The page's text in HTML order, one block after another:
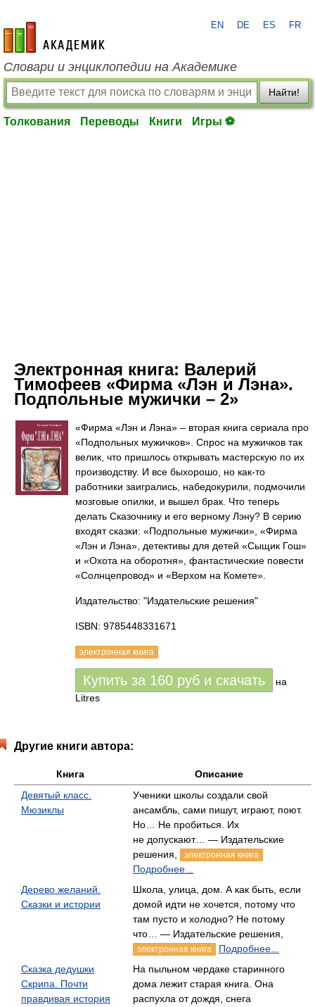
academic.ru
EN DE ES FR
Словари и энциклопедии на Академике
Найти!
Толкования Переводы Книги Игры ⚽
Электронная книга: Валерий
Тимофеев «Фирма «Лэн и Лэна».
Подпольные мужички – 2»
«Фирма «Лэн и Лэна» – вторая книга сериала про
«Подпольных мужичков». Спрос на мужичков так
велик, что пришлось открывать мастерскую по их
производству. И все быхорошо, но как-то
работники заигрались, набедокурили, подмочили
мозговые опилки, и вышел брак. Что теперь
делать Сказочнику и его верному Лэну? В серию
входят сказки: «Подпольные мужички», «Фирма
«Лэн и Лэна», детективы для детей «Сыщик Гош»
и «Охота на оборотня», фантастические повести
«Солнцепровод» и «Верхом на Комете».
Издательство: "Издательские решения"
ISBN: 9785448331671
электронная книга
Купить за 160 руб и скачать
на
Litres
Другие книги автора:
Книга
Описание
Девятый класс.
Мюзиклы
Ученики школы создали свой
ансамбль, сами пишут, играют, поют.
Но… Не пробиться. Их
не допускают… — Издательские
решения,
электронная книга
Подробнее...
Дерево желаний.
Сказки и истории
Школа, улица, дом. А как быть, если
домой идти не хочется, потому что
там пусто и холодно? Не потому
что… — Издательские решения,
электронная книга
Подробнее...
Сказка дедушки
Скрипа. Почти
правдивая история
На пыльном чердаке старинного
дома лежит старая книга. Она
распухла от дождя, снега